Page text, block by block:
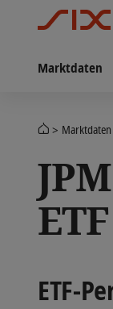
Marktdaten
Marktdaten
ETF-